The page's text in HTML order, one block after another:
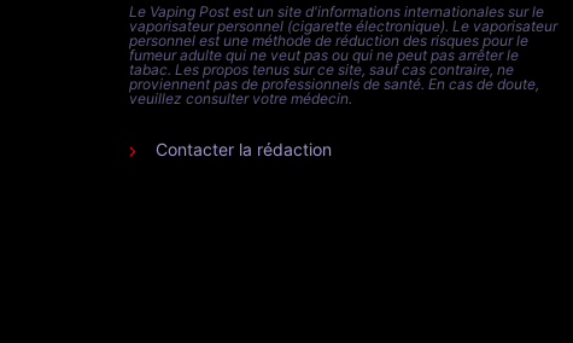
Le Vaping Post est un site d'informations internationales sur le
vaporisateur personnel (cigarette électronique). Le vaporisateur
personnel est une méthode de réduction des risques pour le
fumeur adulte qui ne veut pas ou qui ne peut pas arrêter le
tabac. Les propos tenus sur ce site, sauf cas contraire, ne
proviennent pas de professionnels de santé. En cas de doute,
veuillez consulter votre médecin.
Contacter la rédaction